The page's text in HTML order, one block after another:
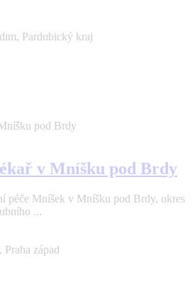
Pardubický kraj
v Mníšku pod Brdy
péče Mníšek v Mníšku pod Brdy, okres
...
západ